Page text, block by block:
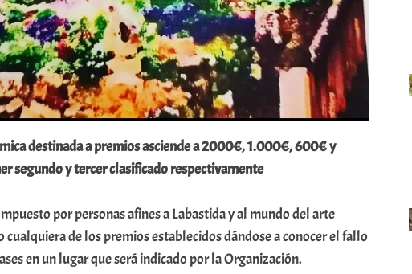
destinada a premios asciende a 2000€, 1.000€, 600€ y
segundo y tercer clasificado respectivamente
por personas afines a Labastida y al mundo del arte
cualquiera de los premios establecidos dándose a conocer el fallo
en un lugar que será indicado por la Organización.